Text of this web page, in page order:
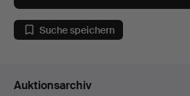
Suche speichern
Auktionsarchiv